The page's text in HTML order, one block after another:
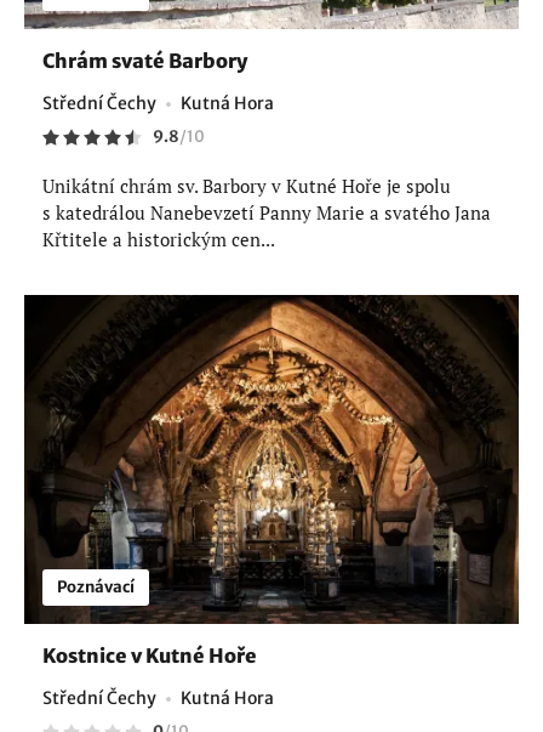
Chrám svaté Barbory
Střední Čechy Kutná Hora
9.8/10
Unikátní chrám sv. Barbory v Kutné Hoře je spolu
s katedrálou Nanebevzetí Panny Marie a svatého Jana
Křtitele a historickým cen...
Poznávací
Kostnice v Kutné Hoře
Střední Čechy Kutná Hora